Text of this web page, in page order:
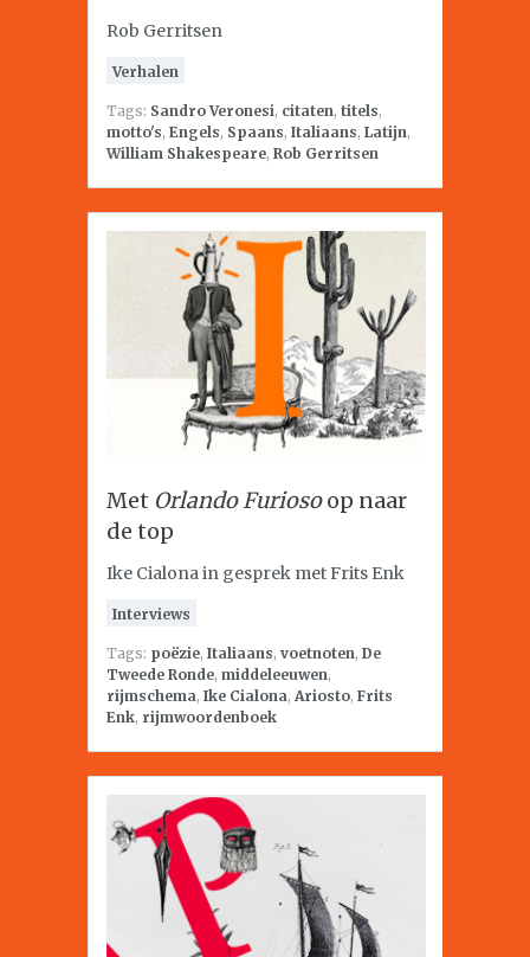
Rob Gerritsen
Verhalen
Tags: Sandro Veronesi, citaten, titels,
motto's, Engels, Spaans, Italiaans, Latijn,
William Shakespeare, Rob Gerritsen
Met Orlando Furiosoop naar
de top
Ike Cialona in gesprek met Frits Enk
Interviews
Tags: poëzie, Italiaans, voetnoten, De
Tweede Ronde, middeleeuwen,
rijmschema, Ike Cialona, Ariosto, Frits
Enk, rijmwoordenboek